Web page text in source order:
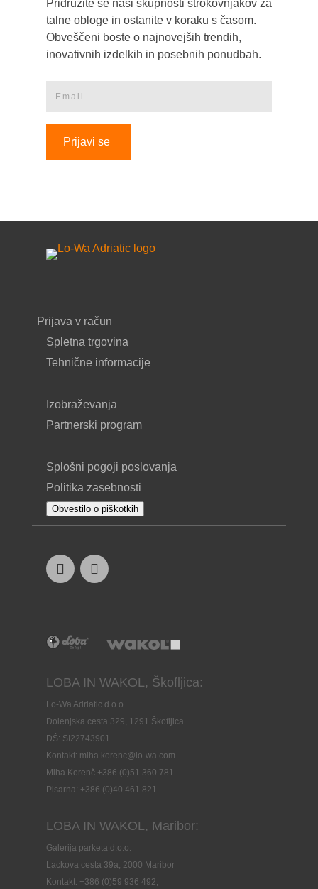
Pridružite se naši skupnosti strokovnjakov za
talne obloge in ostanite v koraku s časom.
Obveščeni boste o najnovejših trendih,
inovativnih izdelkih in posebnih ponudbah.
Prijavi se
Prijava v račun
Spletna trgovina
Tehnične informacije
Izobraževanja
Partnerski program
Splošni pogoji poslovanja
Politika zasebnosti
Obvestilo o piškotkih
LOBA IN WAKOL, Škofljica:
Lo-Wa Adriatic d.o.o.
Dolenjska cesta 329, 1291 Škofljica
DŠ: SI22743901
Kontakt: miha.korenc@lo-wa.com
Miha Korenč +386 (0)51 360 781
Pisarna: +386 (0)40 461 821
LOBA IN WAKOL, Maribor:
Galerija parketa d.o.o.
Lackova cesta 39a, 2000 Maribor
Kontakt: +386 (0)59 936 492,